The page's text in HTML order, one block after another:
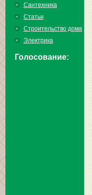
Сантехника
Статьи
Строительство дома
Электрика
Голосование: